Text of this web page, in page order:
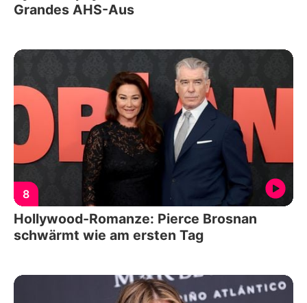
Grandes AHS-Aus
8
Hollywood-Romanze: Pierce Brosnan
schwärmt wie am ersten Tag